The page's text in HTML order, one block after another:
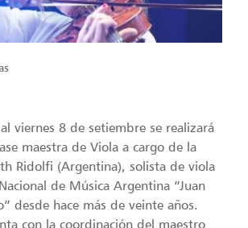
viernes 8 de setiembre se realizará
maestra de Viola a cargo de la
Ridolfi (Argentina), solista de viola
de Música Argentina “Juan
desde hace más de veinte años.
con la coordinación del maestro